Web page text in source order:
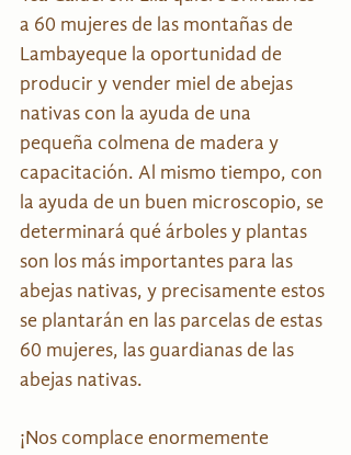
a 60 mujeres de las montañas de
Lambayeque la oportunidad de
producir y vender miel de abejas
nativas con la ayuda de una
pequeña colmena de madera y
capacitación. Al mismo tiempo, con
la ayuda de un buen microscopio, se
determinará qué árboles y plantas
son los más importantes para las
abejas nativas, y precisamente estos
se plantarán en las parcelas de estas
60 mujeres, las guardianas de las
abejas nativas.
¡Nos complace enormemente